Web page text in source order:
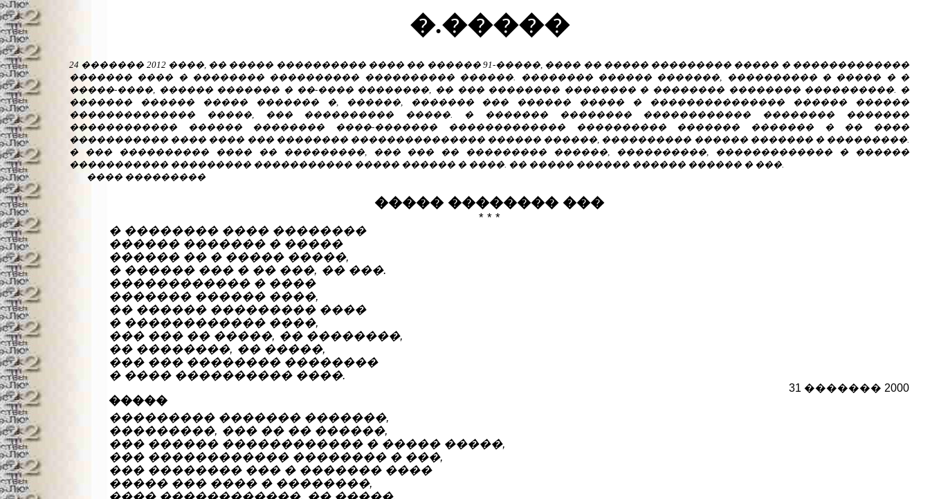
�.�����
24 ������� 2012 ����, �� ����� ���������� ���� �� ������ 91-�����, ���� �� ����� ��������� ����� � �������������
������� ���� � �������� ���������� ���������� ������. �������� ������ �������, ���������� � ����� � �
�����-����, ������ ������� � ��-���� ��������, �� ��� �������� �������� � �������� �������� ����������. �
������� ������ ����� ������� �, ������, ������� ��� ������ ����� � ��������������� ������ ������
�������������� �����, ��� ���������� �����. � ������� �������� ������������ �������� �������
������������ ������ �������� ����-������� ������������� ���������� ������� ������� � �� ����
����������� ���� ���� ��� �������� ��������������� ������ ������, ���������� ������ ������� � ���������.
� ��� ���������� ���� �� ���������, ��� ��� �� ��������� ������, ����������, ������������� � ������
����������� ��������� ����������� ����� ������ � ����. �� ����� ������ ������ ������ � ���.
���� ���������
����� �������� ���
* * *
� �������� ���� ��������
������ ������� � �����
������ �� � ����� �����,
� ������ ��� � �� ���, �� ���.
������������ � ����
������� ������ ����,
�� ������ ��������� ����
� ������������ ����,
��� ��� �� �����, �� ��������,
�� ��������, �� �����,
��� ��� �������� ��������
� ���� ���������� ����.
31 ������� 2000
�����
��������� ������� �������,
���������, ��� �� �� ������,
��� ������ ������������ � ����� �����,
��� ������������ �������� � ���,
��� �������� ��� � ������� ����
����� ��� ���� � ��������,
���� ������������, �� �����,